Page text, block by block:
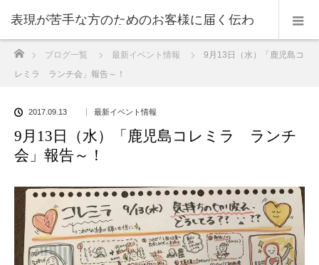
表現が苦手な方のためのお客様に届く伝わ
る表現のコツ
ブログ一覧 最新イベント情報
9月13日（水）「鹿児島コ
レミラ ランチ会」報告～！
2017.09.13 最新イベント情報
9月13日（水）「鹿児島コレミラ ランチ
会」報告～！